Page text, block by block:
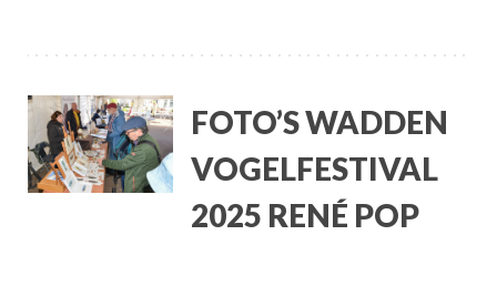
FOTO’S WADDEN
VOGELFESTIVAL
2025 RENÉ POP